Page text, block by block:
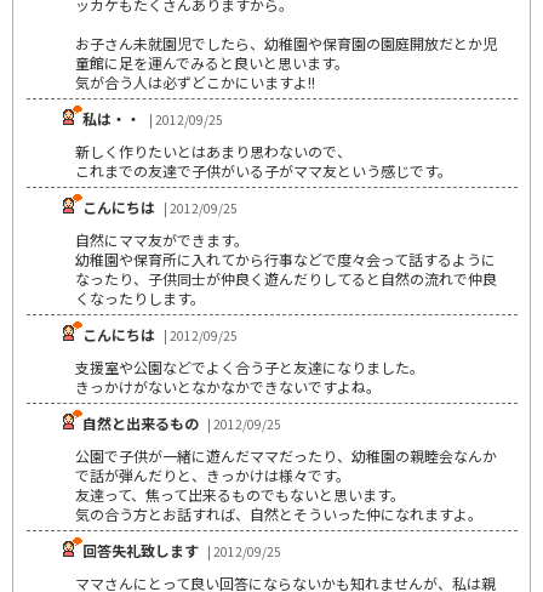
お子さん未就園児でしたら、幼稚園や保育園の園庭開放だとか児
童館に足を運んでみると良いと思います。
気が合う人は必ずどこかにいますよ!!
私は・・
| 2012/09/25
新しく作りたいとはあまり思わないので、
これまでの友達で子供がいる子がママ友という感じです。
こんにちは | 2012/09/25
自然にママ友ができます。
幼稚園や保育所に入れてから行事などで度々会って話するように
なったり、子供同士が仲良く遊んだりしてると自然の流れで仲良
くなったりします。
こんにちは | 2012/09/25
支援室や公園などでよく合う子と友達になりました。
きっかけがないとなかなかできないですよね。
自然と出来るもの | 2012/09/25
公園で子供が一緒に遊んだママだったり、幼稚園の親睦会なんか
で話が弾んだりと、きっかけは様々です。
友達って、焦って出来るものでもないと思います。
気の合う方とお話すれば、自然とそういった仲になれますよ。
回答失礼致します | 2012/09/25
ママさんにとって良い回答にならないかも知れませんが、私は親